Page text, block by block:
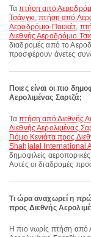
Ταπτήση από
Τσάνγκι,πτήση από
Αεροδρόμιο Πουκέτ,
Διεθνής Αεροδρόμιο
διαδρομές από το
προσφέρουν άνετες
Ποιες είναι οι πιο
Αερολιμένας Σαρτζά;
Ταπτήση από Διεθνής
Διεθνής Αερολιμένας
Γιόμο Κενιάτα προς
Shahjalal International
δημοφιλείς
Αυτές οι διαδρομές
Τι ώρα αναχωρεί η
προς Διεθνής
Η πιο νωρίς πτήση από Αεροδρόμιο Σουβαρναμπούμι προς Διεθνής